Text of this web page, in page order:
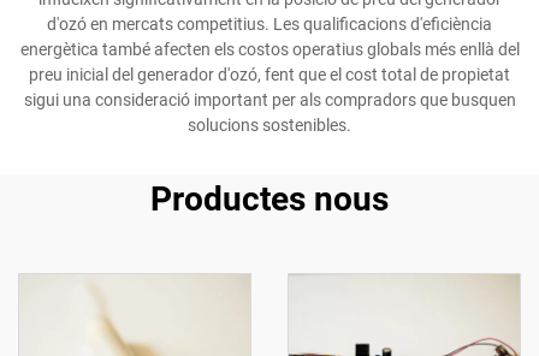
d'ozó en mercats competitius. Les qualificacions d'eficiència
energètica també afecten els costos operatius globals més enllà del
preu inicial del generador d'ozó, fent que el cost total de propietat
sigui una consideració important per als compradors que busquen
solucions sostenibles.
Productes nous